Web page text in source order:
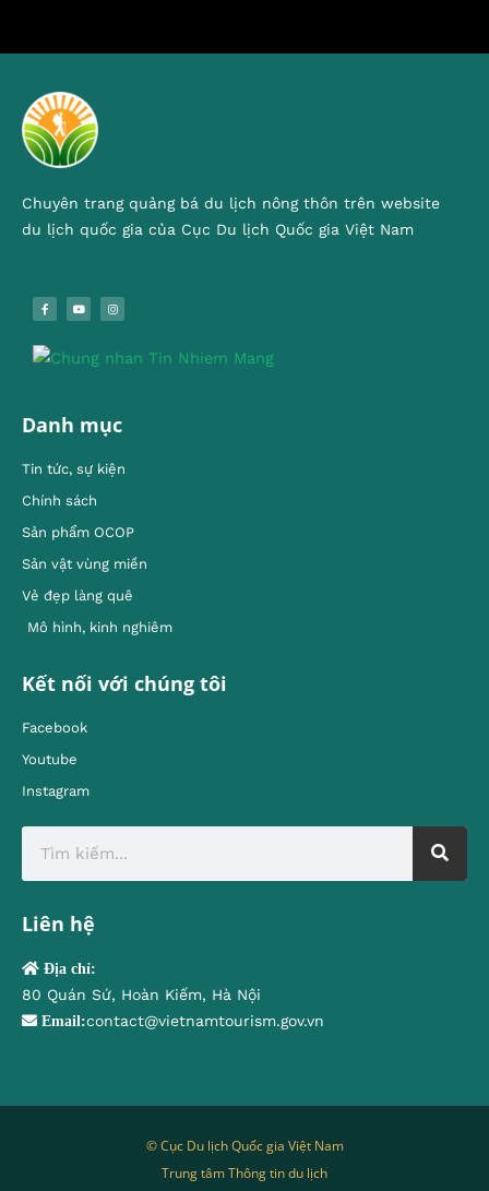
Chuyên trang quảng bá du lịch nông thôn trên website
du lịch quốc gia của Cục Du lịch Quốc gia Việt Nam
Danh mục
Tin tức, sự kiện
Chính sách
Sản phẩm OCOP
Sản vật vùng miền
Vẻ đẹp làng quê
Mô hình, kinh nghiêm
Kết nối với chúng tôi
Facebook
Youtube
Instagram
Liên hệ
Địa chỉ:
80 Quán Sứ, Hoàn Kiếm, Hà Nội
Email:contact@vietnamtourism.gov.vn
© Cục Du lịch Quốc gia Việt Nam
Trung tâm Thông tin du lịch